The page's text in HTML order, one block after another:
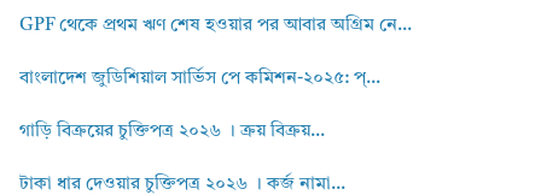
GPF থেকে প্রথম ঋণ শেষ হওয়ার পর আবার অগ্রিম নে...
বাংলাদেশ জুডিশিয়াল সার্ভিস পে কমিশন-২০২৫: প্...
গাড়ি বিক্রয়ের চুক্তিপত্র ২০২৬ । ক্রয় বিক্রয়...
টাকা ধার দেওয়ার চুক্তিপত্র ২০২৬ । কর্জ নামা...